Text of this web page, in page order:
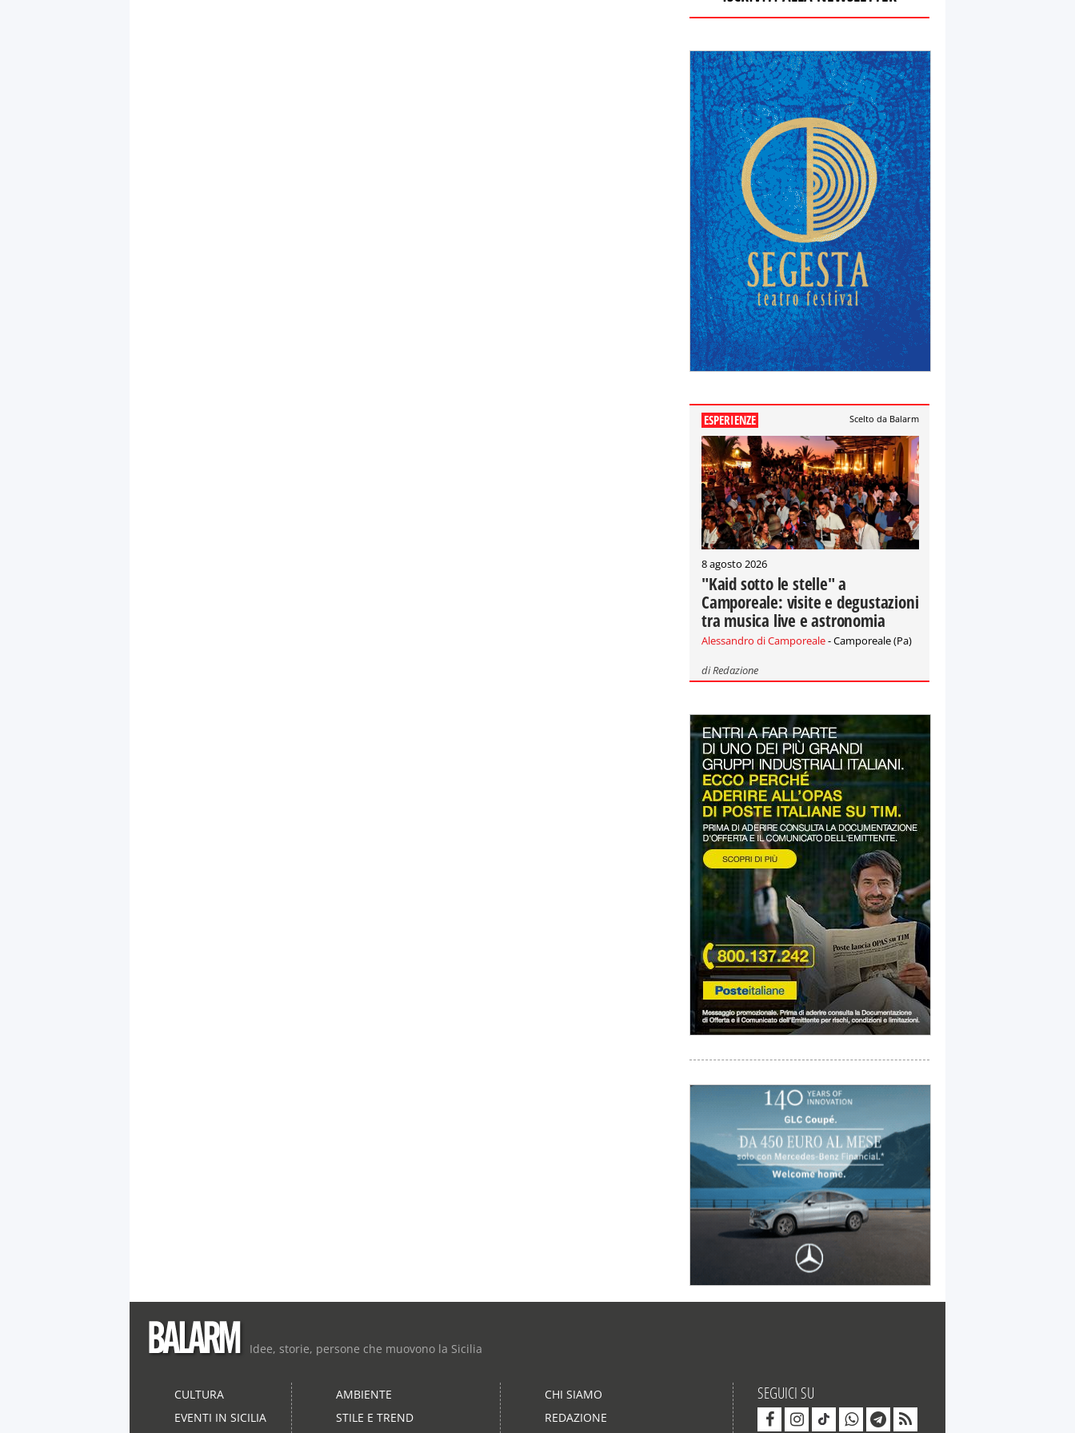
ESPERIENZE Scelto da Balarm
8 agosto 2026
"Kaid sotto le stelle" a
Camporeale: visite e degustazioni
tra musica live e astronomia
Alessandro di Camporeale- Camporeale (Pa)
diRedazione
Idee, storie, persone che muovono la Sicilia
CULTURA
EVENTI IN SICILIA
AMBIENTE
STILE E TREND
CHI SIAMO
REDAZIONE
SEGUICI SU